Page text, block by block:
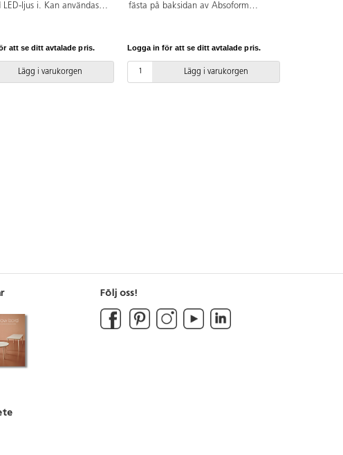
LED-ljus i. Kan användas
att se ditt avtalade pris.
Lägg i varukorgen
fästa på baksidan av Absoform
eller sovhörnan. Dekorativt i
som ledljus i korridorer etc. Inklusive
strömbrytare och clips. Sladdlängd 2,5
Logga in för att se ditt avtalade pris.
Lägg i varukorgen
Följ oss!